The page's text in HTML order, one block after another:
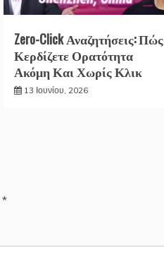
Zero-Click Αναζητήσεις: Πώς
Κερδίζετε Ορατότητα
Ακόμη Και Χωρίς Κλικ
13 Ιουνίου, 2026
*